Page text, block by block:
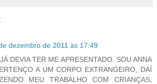
dezembro de 2011 às 17:49
DEVIA TER ME APRESENTADO. SOU ANNA
A UM CORPO EXTRANGEIRO, DAÍ
MEU TRABALHO COM CRIANÇAS,